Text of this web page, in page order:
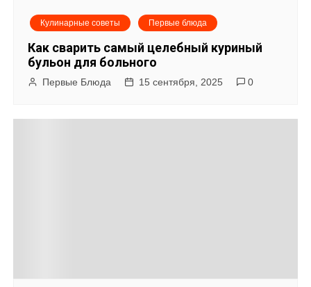
Кулинарные советы Первые блюда
Как сварить самый целебный куриный
бульон для больного
Первые Блюда 15 сентября, 2025 0